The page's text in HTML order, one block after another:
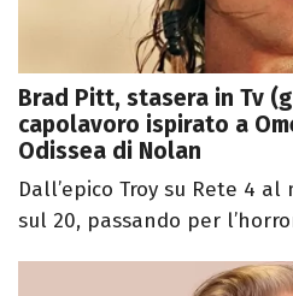
Brad Pitt, stasera in Tv
capolavoro ispirato a
Odissea di Nolan
Dall’epico Troy su Rete 4
sul 20, passando per